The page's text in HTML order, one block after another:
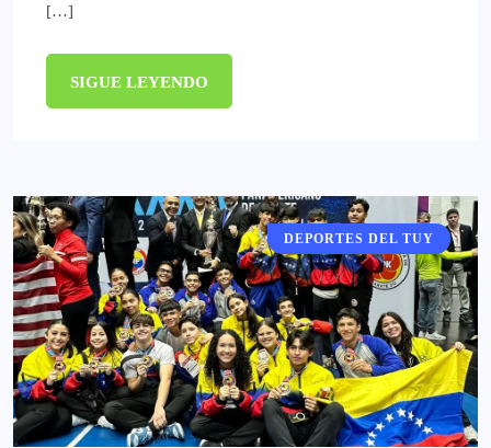
[…]
SIGUE LEYENDO
DEPORTES
DEPORTES DEL TUY